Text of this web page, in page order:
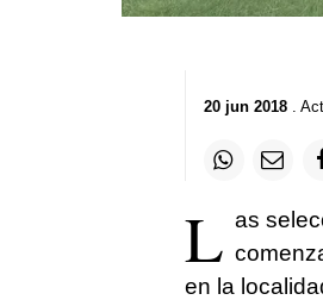
20 jun 2018.
L as
en la